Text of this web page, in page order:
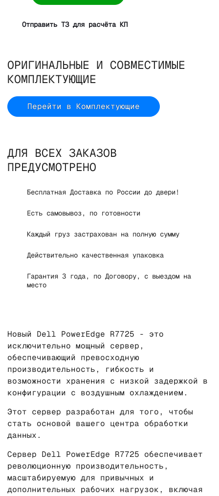
Отправить ТЗ для расчёта КП
ОРИГИНАЛЬНЫЕ И СОВМЕСТИМЫЕ
КОМПЛЕКТУЮЩИЕ
Перейти в Комплектующие
ДЛЯ ВСЕХ ЗАКАЗОВ
ПРЕДУСМОТРЕНО
Бесплатная Доставка по России до двери!
Есть самовывоз, по готовности
Каждый груз застрахован на полную сумму
Действительно качественная упаковка
Гарантия 3 года, по Договору, с выездом на
место
Новый Dell PowerEdge R7725 - это
исключительно мощный сервер,
обеспечивающий превосходную
производительность, гибкость и
возможности хранения с низкой задержкой в
​​конфигурации с воздушным охлаждением.
Этот сервер разработан для того, чтобы
стать основой вашего центра обработки
данных.
Сервер Dell PowerEdge R7725 обеспечивает
революционную производительность,
масштабируемую для привычных и
дополнительных рабочих нагрузок, включая